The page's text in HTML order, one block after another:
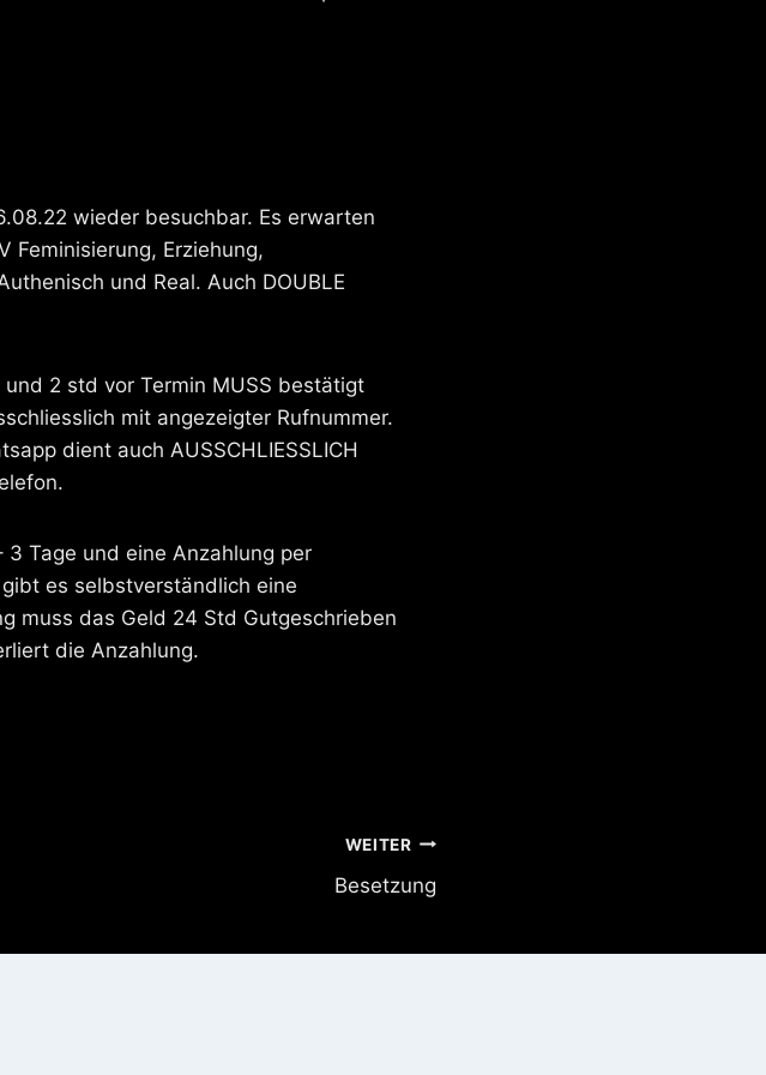
wieder besuchbar. Es erwarten
Feminisierung, Erziehung,
und Real. Auch DOUBLE
2 std vor Termin MUSS bestätigt
mit angezeigter Rufnummer.
dient auch AUSSCHLIESSLICH
Tage und eine Anzahlung per
es selbstverständlich eine
muss das Geld 24 Std Gutgeschrieben
die Anzahlung.
WEITER
Besetzung